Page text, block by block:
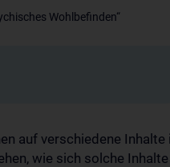
Wohlbefinden“
auf verschiedene Inhalte
wie sich solche